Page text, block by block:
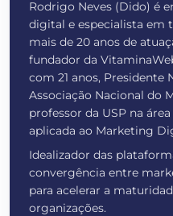
Rodrigo Neves (Dido) é
digital e especialista em
mais de 20 anos de
fundador da
com 21 anos, Presidente
Associação Nacional do
professor da USP na
aplicada ao Marketing
Idealizador das
convergência entre
para acelerar a
organizações.